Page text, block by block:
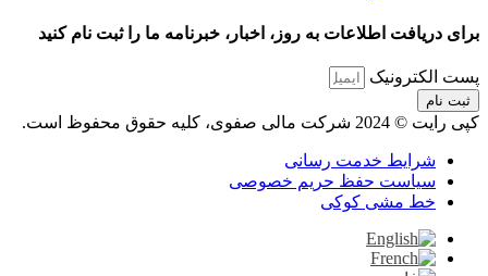
برای دریافت اطلاعات به روز، اخبار، خبرنامه ما را ثبت نام کنید
پست الکترونیک
ثبت نام
کپی رایت © 2024 شرکت مالی صفوی، کلیه حقوق محفوظ است.
شرایط خدمت رسانی
سیاست حفظ حریم خصوصی
خط مشی کوکی